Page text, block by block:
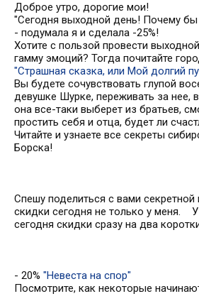
Доброе утро, дорогие мои!
"Сегодня выходной день! Почему бы
- подумала я и сделала -25%!
Хотите с пользой провести
гамму эмоций? Тогда почитайте
"Страшная сказка, или Мой долгий
Вы будете сочувствовать глупой
девушке Шурке, переживать за нее,
она все-таки выберет из братьев,
простить себя и отца, будет ли
Читайте и узнаете все секреты
Борска!
Спешу поделиться с вами
скидки сегодня не только у меня. У
сегодня скидки сразу на два
- 20% "Невеста на спор"
Посмотрите, как некоторые